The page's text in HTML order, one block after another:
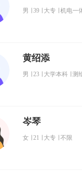
男 39 大专 机电一
黄绍添
男 23 大学本科 测
岑琴
女 21 大专 不限